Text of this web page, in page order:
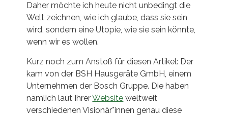
Daher möchte ich heute nicht unbedingt die
Welt zeichnen, wie ich glaube, dass sie sein
wird, sondern eine Utopie, wie sie sein könnte,
wenn wir es wollen.
Kurz noch zum Anstoß für diesen Artikel: Der
kam von der BSH Hausgeräte GmbH, einem
Unternehmen der Bosch Gruppe. Die haben
nämlich laut IhrerWebsite weltweit
verschiedenen Visionär*innen genau diese